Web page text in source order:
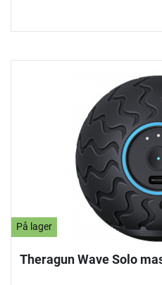
På lager
Theragun Wave Solo